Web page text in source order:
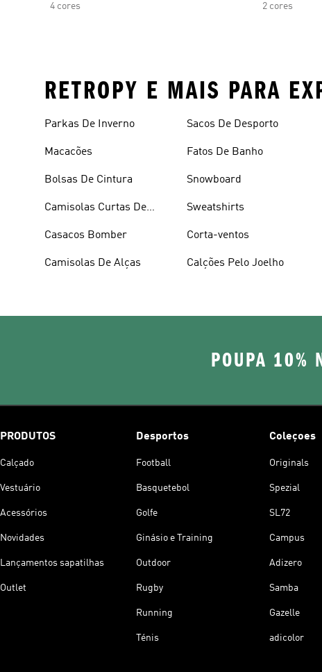
4 cores
2 cores
RETROPY E MAIS PARA
Parkas De Inverno
Macacões
Bolsas De Cintura
Camisolas Curtas De
Casacos Bomber
Camisolas De Alças
Sacos De Desporto
Fatos De Banho
Snowboard
Sweatshirts
Corta-ventos
Calções Pelo Joelho
POUPA 10%
PRODUTOS
Calçado
Vestuário
Acessórios
Novidades
Lançamentos sapatilhas
Outlet
Desportos
Football
Basquetebol
Golfe
Ginásio e Training
Outdoor
Rugby
Running
Ténis
Coleçoes
Originals
Spezial
SL72
Campus
Adizero
Samba
Gazelle
adicolor